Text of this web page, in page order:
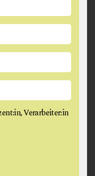
Verarbeiter:in